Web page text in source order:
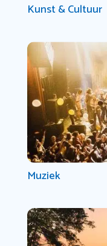
Kunst & Cultuur
Muziek